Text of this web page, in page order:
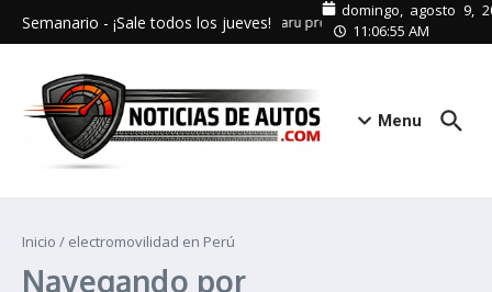
Semanario - ¡Sale todos los jueves!Subaru promueve el turismo interno
domingo, agosto 9,
11:06:55 AM
Menu
Inicio / electromovilidad en Perú
Navegando por